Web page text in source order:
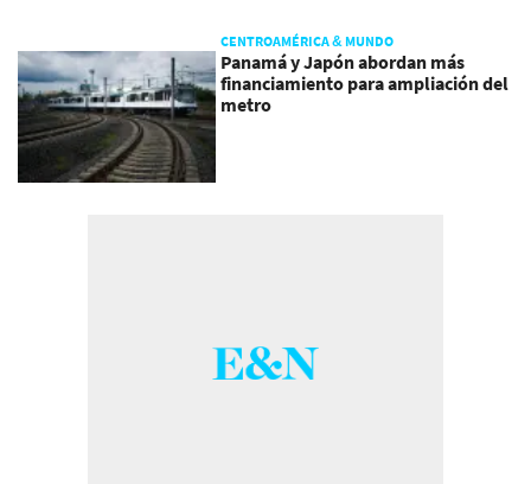
CENTROAMÉRICA & MUNDO
Panamá y Japón abordan más
financiamiento para ampliación del
metro